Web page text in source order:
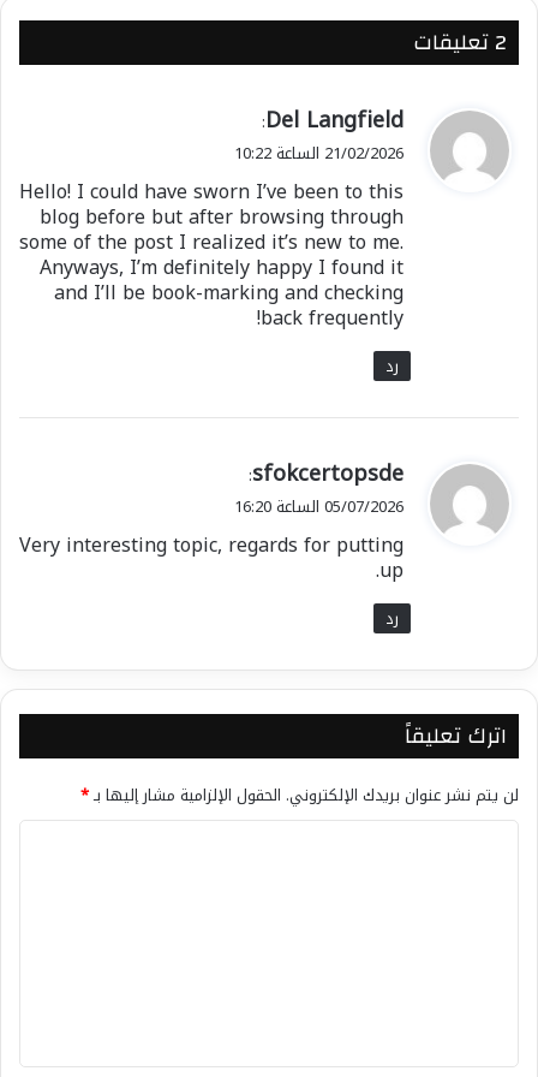
بالليل وملازمة قراءة القرآن الكريم والانتظام بالأذكار
في غير رمضان.
​وأخيرا، ينبغي أن نعلم أن المحتاجين يتمنون أن يستمر
تضامننا معهم في غير رمضان لأن حوائجهم لا تنحصر
في رمضان.
فمن أهم الدروس المستفادة من رمضان أننا بالعزم
نستطيع إنجاز ما نريد.
تلكم أيها الإخوة والأخوات بعض النصائح التي أردت أن
أقدمها إليكم بمثابة سكر رمضان معجل، راجيا من الله
تعالى أن يبلغنا رمضان ويعيننا على الصيام والقيام
والإكثار من أعمال البر فيه ويتقبلها منا ويستجيب
دعواتنا، كما نرجوه تعالى أن يعيننا على مجاهدة
النفس وعدم اتباع الشيطان.
شارك هذا الموضوع:
فيس بوك X
‫2 تعليقات
ي
ق
ل
Del Langfield
:
21/02/2026 الساعة 10:22
Hello! I could have sworn I’ve been to this
blog before but after browsing through
some of the post I realized it’s new to me.
Anyways, I’m definitely happy I found it
and I’ll be book-marking and checking
back frequently!
رد
ي
ق
ل
sfokcertopsde
:
05/07/2026 الساعة 16:20
Very interesting topic, regards for putting
up.
رد
اترك تعليقاً
لن يتم نشر عنوان بريدك الإلكتروني. الحقول الإلزامية مشار إليها بـ*